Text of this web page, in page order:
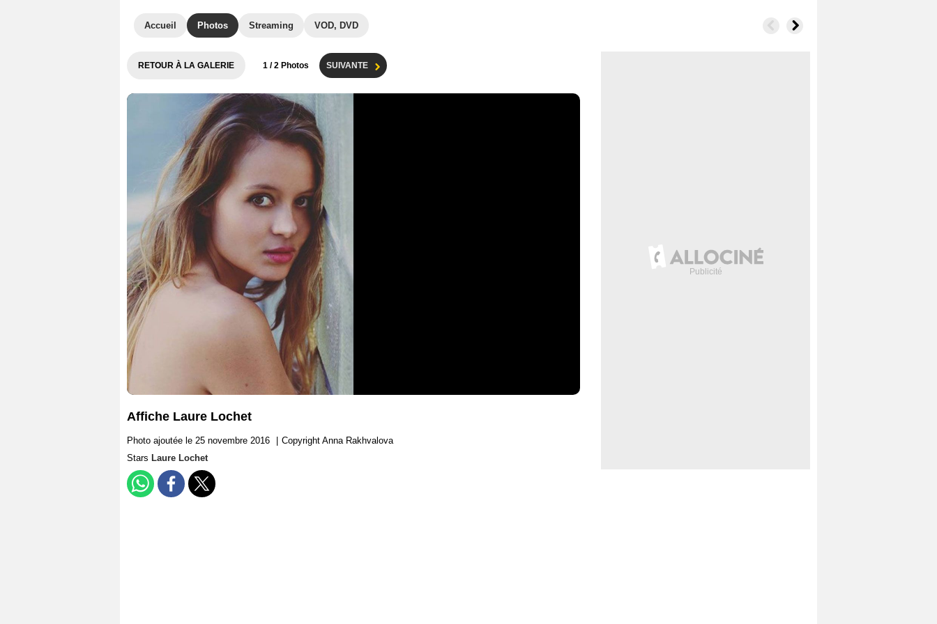
Accueil Photos Streaming VOD, DVD
RETOUR À LA GALERIE 1 / 2 Photos SUIVANTE
Affiche Laure Lochet
Photo ajoutée le 25 novembre 2016
Copyright Anna Rakhvalova
Stars Laure Lochet